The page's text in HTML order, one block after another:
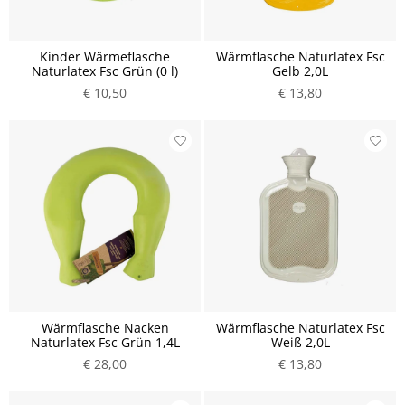
Kinder Wärmeflasche
Naturlatex Fsc Grün (0 l)
€ 10,50
Wärmflasche Naturlatex Fsc
Gelb 2,0L
€ 13,80
Wärmflasche Nacken
Naturlatex Fsc Grün 1,4L
€ 28,00
Wärmflasche Naturlatex Fsc
Weiß 2,0L
€ 13,80